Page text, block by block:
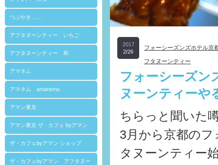
つぶやき……
アフタヌーンティー いちご
アフタヌーンティー 和
アマネム
アマネム amanemu
アマン東京
アマン東京 ザ · カフェ byアマン
ザ・カフェbyアマン ショップ
ザ・カフェbyアマン アフタヌー
2017
2/26
フォーシーズンズホテル京
フタヌーンティー
フォーシーズ
ヌーンティーや
ちらっと聞いた
3月から京都の
タヌーンティー